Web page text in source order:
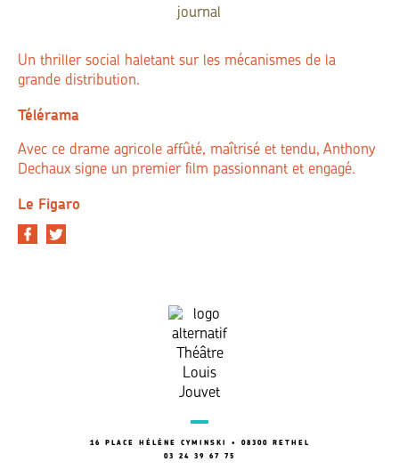
Un thriller social haletant sur les mécanismes de la
grande distribution.
Télérama
Avec ce drame agricole affûté, maîtrisé et tendu, Anthony
Dechaux signe un premier film passionnant et engagé.
Le Figaro
16 PLACE HÉLÈNE CYMINSKI • 08300 RETHEL
03 24 39 67 75